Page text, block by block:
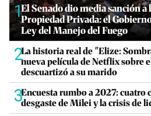
1El Senado dio media sanción
Propiedad Privada: el
Ley del Manejo del Fuego
2La historia real de "Elize:
nueva película de Netflix sobre
descuartizó a su marido
3Encuesta rumbo a 2027:
desgaste de Milei y la crisis de